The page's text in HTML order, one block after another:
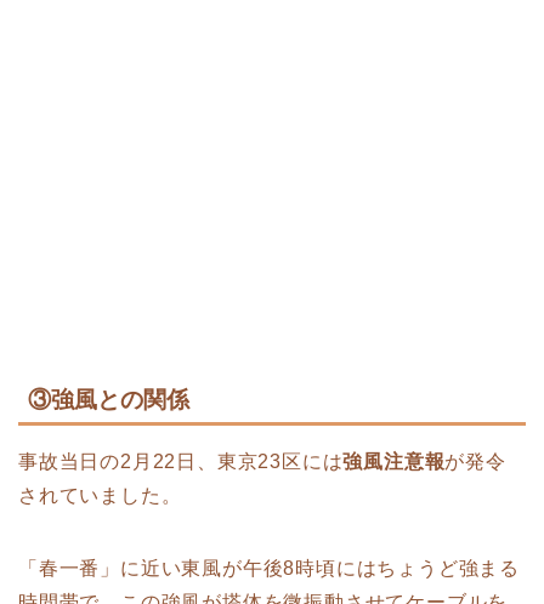
③強風との関係
事故当日の2月22日、東京23区には強風注意報が発令
されていました。
「春一番」に近い東風が午後8時頃にはちょうど強まる